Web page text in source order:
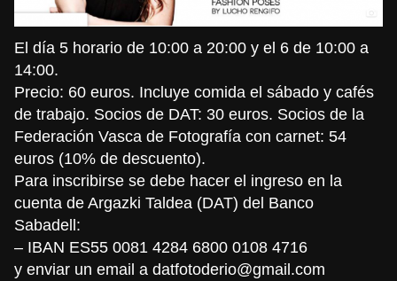
El día 5 horario de 10:00 a 20:00 y el 6 de 10:00 a
14:00.
Precio: 60 euros. Incluye comida el sábado y cafés
de trabajo. Socios de DAT: 30 euros. Socios de la
Federación Vasca de Fotografía con carnet: 54
euros (10% de descuento).
Para inscribirse se debe hacer el ingreso en la
cuenta de Argazki Taldea (DAT) del Banco
Sabadell:
– IBAN ES55 0081 4284 6800 0108 4716
y enviar un email a datfotoderio@gmail.com